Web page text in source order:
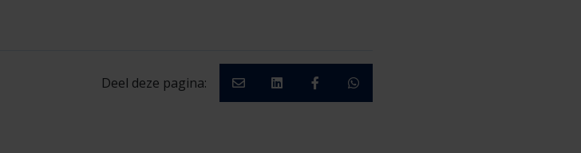
Deel deze pagina: